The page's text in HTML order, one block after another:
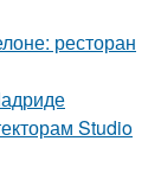
ресторан
Studio